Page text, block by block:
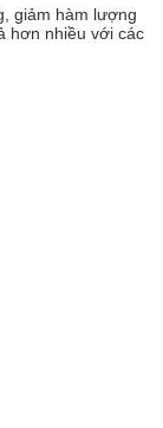
giảm hàm lượng
hơn nhiều với các